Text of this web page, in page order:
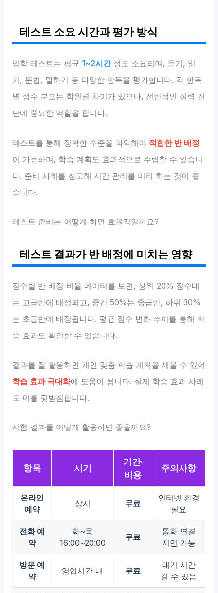
테스트 소요 시간과 평가 방식
입학 테스트는 평균 1~2시간정도 소요되며, 듣기, 읽
기, 문법, 말하기 등 다양한 항목을 평가합니다. 각 항목
별 점수 분포는 학원별 차이가 있으나, 전반적인 실력 진
단에 중요한 역할을 합니다.
테스트를 통해 정확한 수준을 파악해야 적합한 반 배정
이 가능하며, 학습 계획도 효과적으로 수립할 수 있습니
다. 준비 사례를 참고해 시간 관리를 미리 하는 것이 좋
습니다.
테스트 준비는 어떻게 하면 효율적일까요?
테스트 결과가 반 배정에 미치는 영향
점수별 반 배정 비율 데이터를 보면, 상위 20% 점수대
는 고급반에 배정되고, 중간 50%는 중급반, 하위 30%
는 초급반에 배정됩니다. 평균 점수 변화 추이를 통해 학
습 효과도 확인할 수 있습니다.
결과를 잘 활용하면 개인 맞춤 학습 계획을 세울 수 있어
학습 효과 극대화에 도움이 됩니다. 실제 학습 효과 사례
도 이를 뒷받침합니다.
시험 결과를 어떻게 활용하면 좋을까요?
항목 시기
기간·
비용
주의사항
온라인
예약
상시 무료
인터넷 환경
필요
전화 예
약
화~목
16:00~20:00
무료
통화 연결
지연 가능
방문 예
약
영업시간 내 무료
대기 시간
길 수 있음